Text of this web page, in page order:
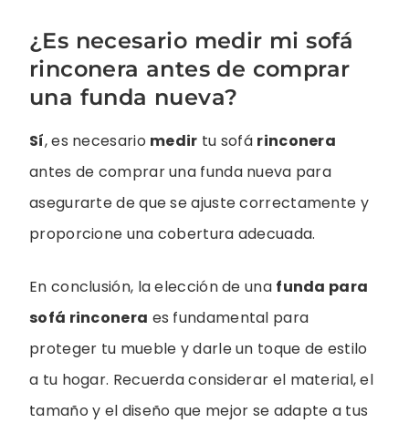
¿Es necesario medir mi sofá
rinconera antes de comprar
una funda nueva?
Sí, es necesario medir tu sofá rinconera
antes de comprar una funda nueva para
asegurarte de que se ajuste correctamente y
proporcione una cobertura adecuada.
En conclusión, la elección de una funda para
sofá rinconera es fundamental para
proteger tu mueble y darle un toque de estilo
a tu hogar. Recuerda considerar el material, el
tamaño y el diseño que mejor se adapte a tus